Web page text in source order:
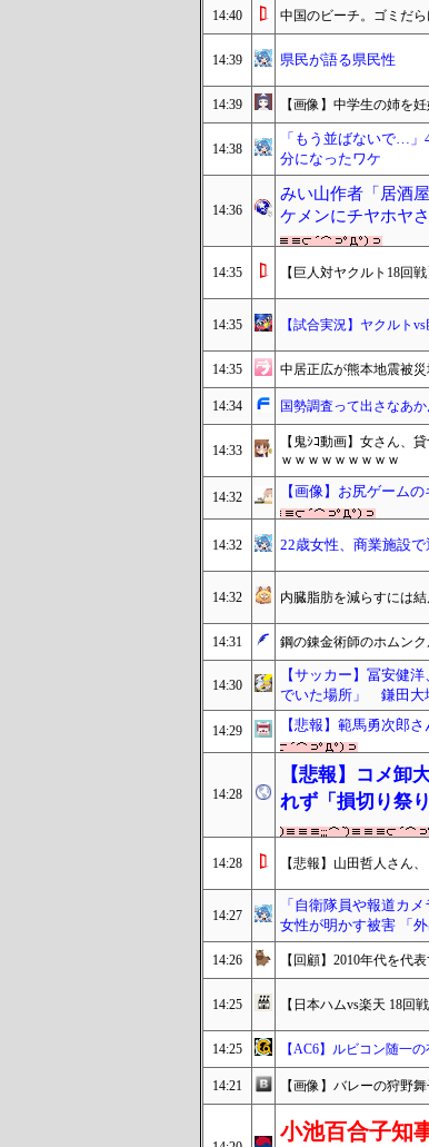
14:40 中国のビーチ。ゴミだら
14:39 県民が語る県民性
14:39 【画像】中学生の姉を
14:38
「もう並ばないで…
分になったワケ
14:36
みい山作者「居酒
ケメンにチヤホヤさ
14:35 【巨人対ヤクルト18回
14:35 【試合実況】ヤクルト
14:35 中居正広が熊本地震被
14:34 国勢調査って出さなあか
14:33
【鬼ｼｺ動画】女さん、
ｗｗｗｗｗｗｗｗｗ
14:32 【画像】お尻ゲーム
14:32 22歳女性、商業施設
14:32 内臓脂肪を減らすには
14:31 鋼の錬金術師のホムン
14:30
【サッカー】冨安健
でいた場所」 鎌田大
14:29 【悲報】範馬勇次郎
14:28
【悲報】コメ
れず「損切り祭
14:28 【悲報】山田哲人さん
14:27
「自衛隊員や報道カ
女性が明かす被害 「
14:26 【回顧】2010年代を代
14:25 【日本ハムvs楽天 18回
14:25 【AC6】ルビコン随一
14:21 【画像】バレーの狩野
小池百合子知